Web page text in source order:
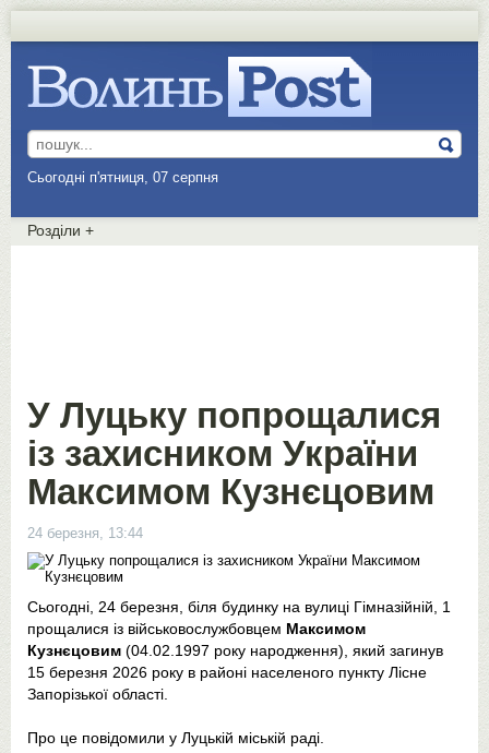
Сьогодні п'ятниця, 07 серпня
Розділи +
У Луцьку попрощалися
із захисником України
Максимом Кузнєцовим
24 березня, 13:44
Сьогодні, 24 березня, біля будинку на вулиці Гімназійній, 1
прощалися із військовослужбовцем Максимом
Кузнєцовим (04.02.1997 року народження), який загинув
15 березня 2026 року в районі населеного пункту Лісне
Запорізької області.
Про це повідомили у Луцькій міській раді.